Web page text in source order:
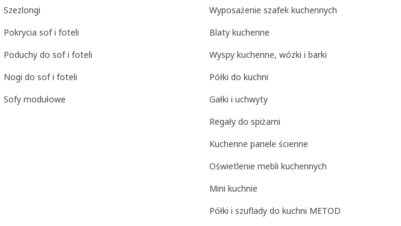
Szezlongi
Pokrycia sof i foteli
Poduchy do sof i foteli
Nogi do sof i foteli
Sofy modułowe
Wyposażenie szafek kuchennych
Blaty kuchenne
Wyspy kuchenne, wózki i barki
Półki do kuchni
Gałki i uchwyty
Regały do spiżarni
Kuchenne panele ścienne
Oświetlenie mebli kuchennych
Mini kuchnie
Półki i szuflady do kuchni METOD